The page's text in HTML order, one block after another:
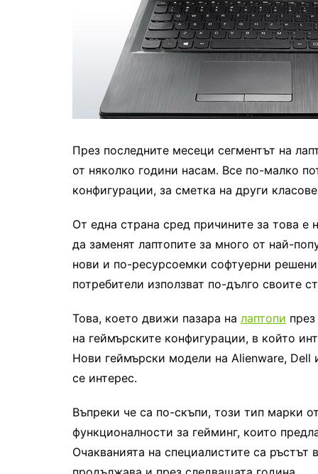
През последните месеци сегментът на
от няколко години насам. Все по-малко
конфигурации, за сметка на други
От една страна сред причините за това
да заменят лаптопите за много от най-
нови и по-ресурсоемки софтуерни
потребители използват по-дълго своите
Това, което движи пазара на лаптопи
на геймърските конфигурации, в който
Нови геймърски модели на Alienware, Dell
се интерес.
Въпреки че са по-скъпи, този тип марки
функционалности за гейминг, които
Очакванията на специалистите са